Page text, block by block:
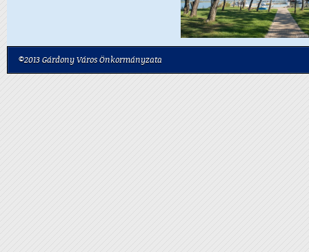
©2013 Gárdony Város Önkormányzata